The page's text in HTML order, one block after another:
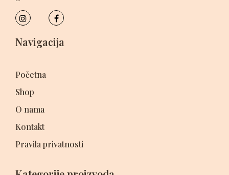
Navigacija
Početna
Shop
O nama
Kontakt
Pravila privatnosti